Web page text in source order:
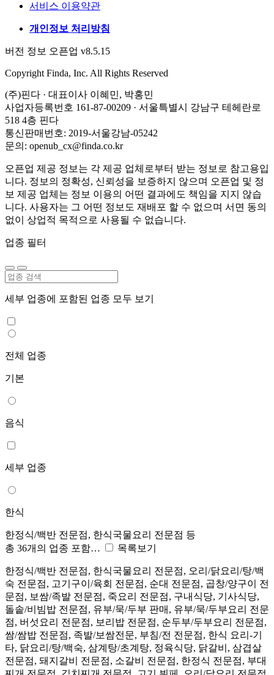
서비스 이용약관
개인정보 처리방침
버전 정보 오픈업 v8.5.15
Copyright Finda, Inc. All Rights Reserved
(주)핀다 · 대표이사 이혜민, 박홍민
사업자등록번호 161-87-00209 · 서울특별시 강남구 테헤란로
518 4층 핀다
통신판매번호: 2019-서울강남-05242
문의: openub_cx@finda.co.kr
오픈업 제공 정보는 각 제공 업체로부터 받는 정보로 참고용입
니다. 정보의 정확성, 신뢰성을 보증하지 않으며 오픈업 및 정
보 제공 업체는 정보 이용의 어떤 결과에도 책임을 지지 않습
니다. 사용자는 그 어떤 정보도 재배포 할 수 없으며 서면 동의
없이 상업적 목적으로 사용될 수 없습니다.
업종 필터
세부 업종에 포함된 업종 모두 보기
전체 업종
기본
음식
세부 업종
한식
한정식/백반 전문점, 한식국물요리 전문점 등
총 36개의 업종 포함…
목록보기
한정식/백반 전문점, 한식국물요리 전문점, 오리/닭요리/탕/백
숙 전문점, 고기구이/육회 전문점, 순대 전문점, 곱창/양구이 전
문점, 보쌈/족발 전문점, 죽요리 전문점, 구내식당, 기사식당,
돌솥/비빔밥 전문점, 유부/묵/두부 판매, 유부/묵/두부요리 전문
점, 버섯요리 전문점, 보리밥 전문점, 순두부/두부요리 전문점,
쌈/쌈밥 전문점, 족발/보쌈전문, 부침/전 전문점, 한식 요리-기
타, 닭요리/탕/백숙, 삼계탕/초계탕, 정육식당, 닭갈비, 삼겹살
전문점, 돼지갈비 전문점, 소갈비 전문점, 한정식 전문점, 부대